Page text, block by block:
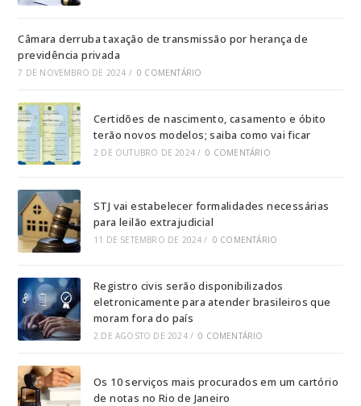
Câmara derruba taxação de transmissão por herança de
previdência privada
7 DE NOVEMBRO DE 2024 / 0 COMENTÁRIO
Certidões de nascimento, casamento e óbito
terão novos modelos; saiba como vai ficar
2 DE OUTUBRO DE 2024 / 0 COMENTÁRIO
STJ vai estabelecer formalidades necessárias
para leilão extrajudicial
11 DE SETEMBRO DE 2024 / 0 COMENTÁRIO
Registro civis serão disponibilizados
eletronicamente para atender brasileiros que
moram fora do país
2 DE AGOSTO DE 2024 / 0 COMENTÁRIO
Os 10 serviços mais procurados em um cartório
de notas no Rio de Janeiro